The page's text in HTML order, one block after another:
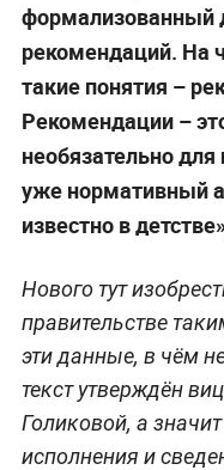
формализованный
рекомендаций. На
такие понятия –
Рекомендации –
необязательно для
уже нормативный
известно в
Нового тут
правительстве
эти данные, в чём
текст утверждён
Голиковой, а
исполнения и